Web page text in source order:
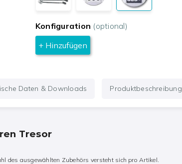
Konfiguration (optional)
+ Hinzufügen
Daten & Downloads Produktbeschreibung
Tresor
des ausgewählten Zubehörs versteht sich pro Artikel.